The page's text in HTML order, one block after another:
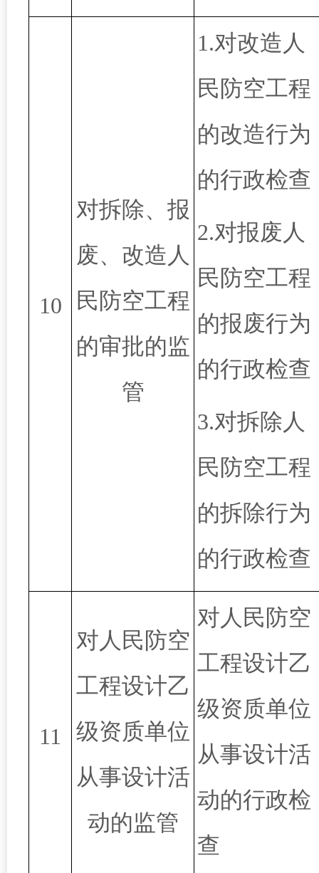
10
对拆除、报
废、改造人
民防空工程
的审批的监
管
1.对改造人
民防空工程
的改造行为
的行政检查
2.对报废人
民防空工程
的报废行为
的行政检查
3.对拆除人
民防空工程
的拆除行为
的行政检查
11
对人民防空
工程设计乙
级资质单位
从事设计活
动的监管
对人民防空
工程设计乙
级资质单位
从事设计活
动的行政检
查